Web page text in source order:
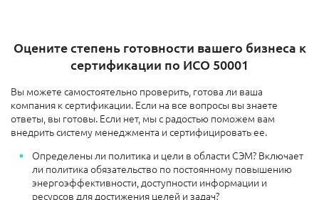
Оцените степень готовности вашего бизнеса к
сертификации по ИСО 50001
Вы можете самостоятельно проверить, готова ли ваша
компания к сертификации. Если на все вопросы вы знаете
ответы, вы готовы. Если нет, мы с радостью поможем вам
внедрить систему менеджмента и сертифицировать ее.
Определены ли политика и цели в области СЭМ? Включает
ли политика обязательство по постоянному повышению
энергоэффективности, доступности информации и
ресурсов для достижения целей и задач?